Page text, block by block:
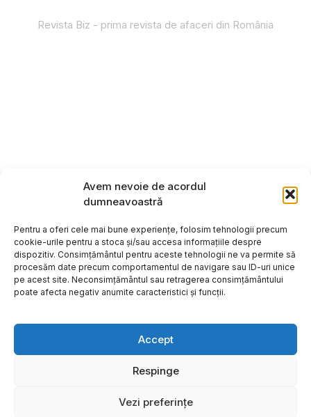
Avem nevoie de acordul
dumneavoastră
Pentru a oferi cele mai bune experiențe, folosim tehnologii precum
cookie-urile pentru a stoca și/sau accesa informațiile despre
dispozitiv. Consimțământul pentru aceste tehnologii ne va permite să
procesăm date precum comportamentul de navigare sau ID-uri unice
pe acest site. Neconsimțământul sau retragerea consimțământului
poate afecta negativ anumite caracteristici și funcții.
Accept
Respinge
Vezi preferințe
Revista Biz - prima revista de afaceri din România
Copyright ©2026